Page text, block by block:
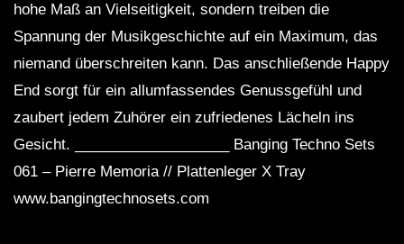
hohe Maß an Vielseitigkeit, sondern treiben die
Spannung der Musikgeschichte auf ein Maximum, das
niemand überschreiten kann. Das anschließende Happy
End sorgt für ein allumfassendes Genussgefühl und
zaubert jedem Zuhörer ein zufriedenes Lächeln ins
Gesicht. ___________________ Banging Techno Sets
061 – Pierre Memoria // Plattenleger X Tray
www.bangingtechnosets.com